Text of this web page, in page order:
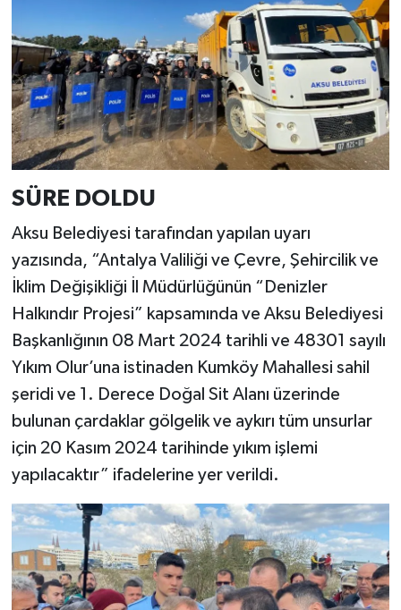
SÜRE DOLDU
Aksu Belediyesi tarafından yapılan uyarı
yazısında, “Antalya Valiliği ve Çevre, Şehircilik ve
İklim Değişikliği İl Müdürlüğünün “Denizler
Halkındır Projesi” kapsamında ve Aksu Belediyesi
Başkanlığının 08 Mart 2024 tarihli ve 48301 sayılı
Yıkım Olur’una istinaden Kumköy Mahallesi sahil
şeridi ve 1. Derece Doğal Sit Alanı üzerinde
bulunan çardaklar gölgelik ve aykırı tüm unsurlar
için 20 Kasım 2024 tarihinde yıkım işlemi
yapılacaktır” ifadelerine yer verildi.